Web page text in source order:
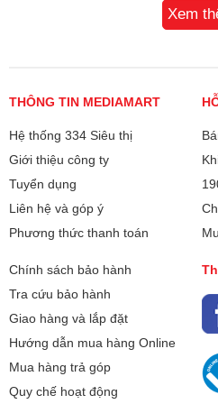
Chế độ hút bụi
hút bụi và lau nhà cùng lúc,
chỉ lau nhà, chế độ chỉ hút bụi
người dùng tùy chỉnh theo nhu
Chế độ hút thông minh
- Chế độ làm sạch sâu.
- Tự động nhận diện thảm.
- Chế độ làm sạch tổng thể.
- Chế độ zigzag.
Tiện ích
- Robot sẽ tự động quay về
khi pin yếu.
36.4 cm
Bảo hành 12
Xuất xứ
Xem
THÔNG TIN MEDIAMART
Hệ thống 334 Siêu thị
Giới thiệu công ty
Tuyển dụng
Liên hệ và góp ý
Phương thức thanh toán
Chính sách bảo hành
Tra cứu bảo hành
Giao hàng và lắp đặt
Hướng dẫn mua hàng Online
Mua hàng trả góp
Quy chế hoạt động